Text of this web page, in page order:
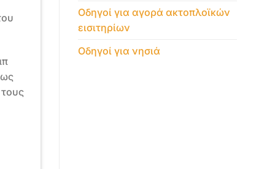
Οδηγοί για αγορά ακτοπλοϊκών
εισιτηρίων
Οδηγοί για νησιά